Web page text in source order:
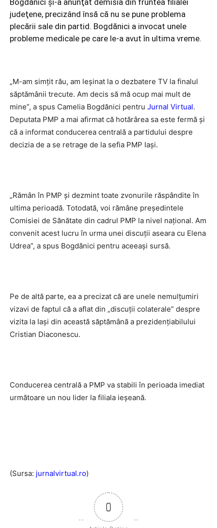
judeţene, precizând însă că nu se pune problema
plecării sale din partid. Bogdănici a invocat unele
probleme medicale pe care le-a avut în ultima vreme.
„M-am simţit rău, am leşinat la o dezbatere TV la finalul
săptămânii trecute. Am decis să mă ocup mai mult de
mine”, a spus Camelia Bogdănici pentru Jurnal Virtual.
Deputata PMP a mai afirmat că hotărârea sa este fermă şi
că a informat conducerea centrală a partidului despre
decizia de a se retrage de la sefia PMP Iaşi.
„Rămân în PMP şi dezmint toate zvonurile răspândite în
ultima perioadă. Totodată, voi rămâne preşedintele
Comisiei de Sănătate din cadrul PMP la nivel naţional. Am
convenit acest lucru în urma unei discuţii aseara cu Elena
Udrea”, a spus Bogdănici pentru aceeași sursă.
Pe de altă parte, ea a precizat că are unele nemulţumiri
vizavi de faptul că a aflat din „discuţii colaterale” despre
vizita la Iaşi din această săptămână a prezidenţiabilului
Cristian Diaconescu.
Conducerea centrală a PMP va stabili în perioada imediat
următoare un nou lider la filiala ieşeană.
(Sursa: jurnalvirtual.ro)
0